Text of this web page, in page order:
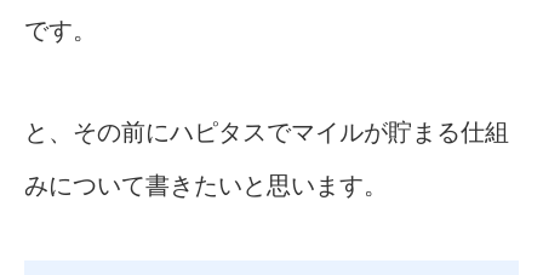
です。
と、その前にハピタスでマイルが貯まる仕組
みについて書きたいと思います。